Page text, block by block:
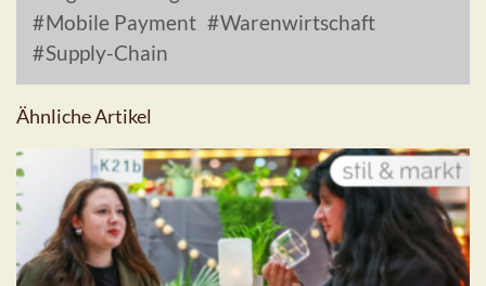
Mobile Payment
Warenwirtschaft
Supply-Chain
Ähnliche Artikel